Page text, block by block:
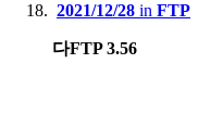
2021/12/28 in FTP
다FTP 3.56